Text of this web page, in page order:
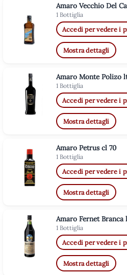
Amaro Vecchio Del
1 Bottiglia
Accedi per vedere i
Mostra dettagli
Amaro Monte Polizo
1 Bottiglia
Accedi per vedere i
Mostra dettagli
Amaro Petrus cl 70
1 Bottiglia
Accedi per vedere i
Mostra dettagli
Amaro Fernet Branca
1 Bottiglia
Accedi per vedere i
Mostra dettagli